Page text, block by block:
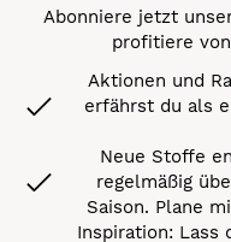
Abonniere jetzt
profitiere
Aktionen und
erfährst du als
Neue Stoffe
regelmäßig
Saison. Plane
Inspiration: Lass